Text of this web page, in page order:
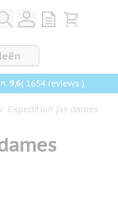
View quote,
Bekijk
9,6( 1654 reviews )
/ Expedition jas dames